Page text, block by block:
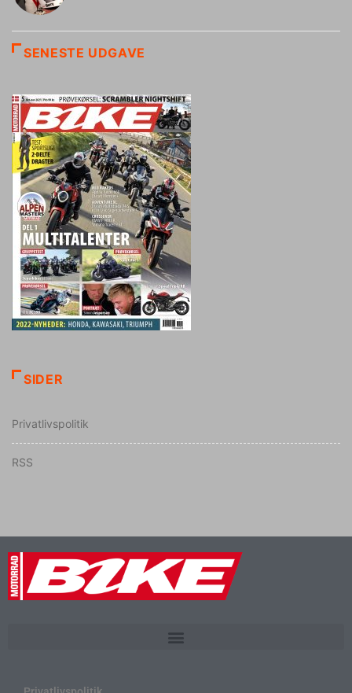
SENESTE UDGAVE
SIDER
Privatlivspolitik
RSS